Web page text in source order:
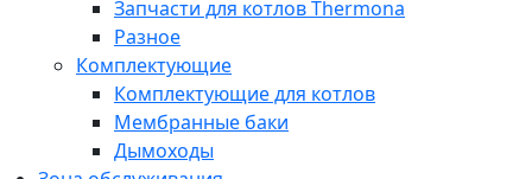
Запчасти для котлов Thermona
Разное
Комплектующие
Комплектующие для котлов
Мембранные баки
Дымоходы